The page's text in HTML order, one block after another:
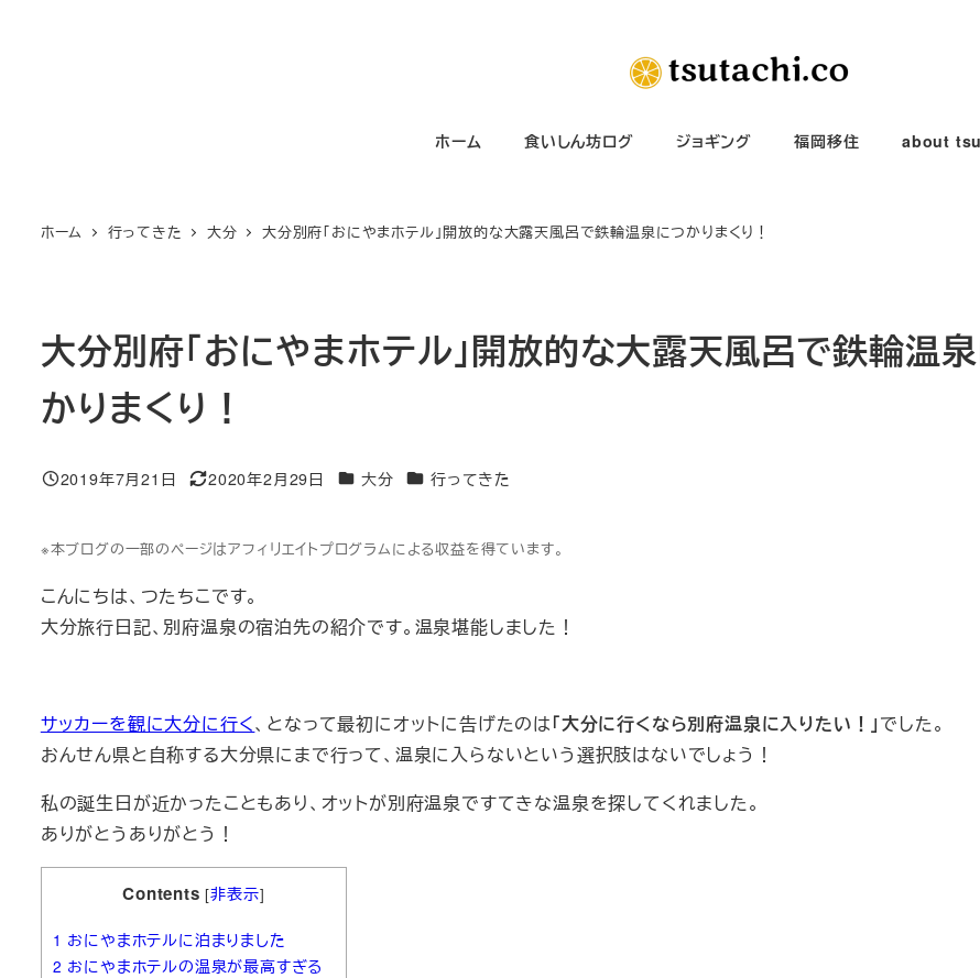
ホーム 食いしん坊ログ ジョギング 福岡移住 about
ホーム 行ってきた 大分 大分別府「おにやまホテル」開放的な大露天風呂で鉄輪温泉につかりまくり！
大分別府「おにやまホテル」開放的な大露天風呂で鉄輪温
かりまくり！
投稿日
2019年7月21日
更新日
2020年2月29日 カテゴリー
大分 カテゴリー
行ってきた
※本ブログの一部のページはアフィリエイトプログラムによる収益を得ています。
こんにちは、つたちこです。
大分旅行日記、別府温泉の宿泊先の紹介です。温泉堪能しました！
サッカーを観に大分に行く、となって最初にオットに告げたのは「大分に行くなら別府温泉に入りたい！」でした。
おんせん県と自称する大分県にまで行って、温泉に入らないという選択肢はないでしょう！
私の誕生日が近かったこともあり、オットが別府温泉ですてきな温泉を探してくれました。
ありがとうありがとう！
Contents [非表示]
1 おにやまホテルに泊まりました
2 おにやまホテルの温泉が最高すぎる